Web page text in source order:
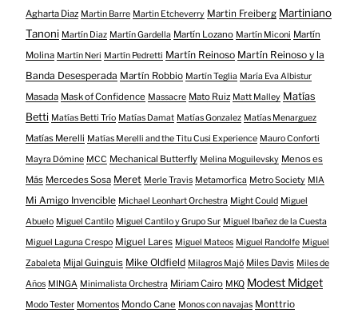
Agharta Diaz Martin Barre Martin Etcheverry Martin Freiberg Martiniano
Tanoni Martín Diaz Martín Gardella Martín Lozano Martín Miconi Martín
Molina Martín Neri Martín Pedretti Martín Reinoso Martín Reinoso y la
Banda Desesperada Martín Robbio Martín Teglia María Eva Albistur
Masada Mask of Confidence Massacre Mato Ruiz Matt Malley Matías
Betti Matías Betti Trío Matías Damat Matías Gonzalez Matías Menarguez
Matías Merelli Matías Merelli and the Titu Cusi Experience Mauro Conforti
Mayra Dómine MCC Mechanical Butterfly Melina Moguilevsky Menos es
Más Mercedes Sosa Meret Merle Travis Metamorfica Metro Society MIA
Mi Amigo Invencible Michael Leonhart Orchestra Might Could Miguel
Abuelo Miguel Cantilo Miguel Cantilo y Grupo Sur Miguel Ibañez de la Cuesta
Miguel Laguna Crespo Miguel Lares Miguel Mateos Miguel Randolfe Miguel
Zabaleta Mijal Guinguis Mike Oldfield Milagros Majó Miles Davis Miles de
Años MINGA Minimalista Orchestra Miriam Cairo MKQ Modest Midget
Modo Tester Momentos Mondo Cane Monos con navajas Monttrio